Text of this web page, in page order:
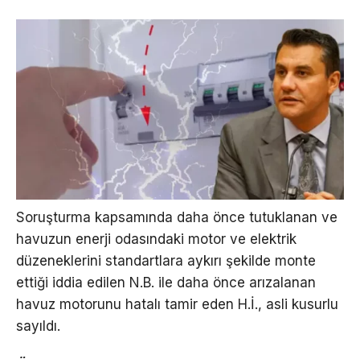
Soruşturma kapsamında daha önce tutuklanan ve
havuzun enerji odasındaki motor ve elektrik
düzeneklerini standartlara aykırı şekilde monte
ettiği iddia edilen N.B. ile daha önce arızalanan
havuz motorunu hatalı tamir eden H.İ., asli kusurlu
sayıldı.